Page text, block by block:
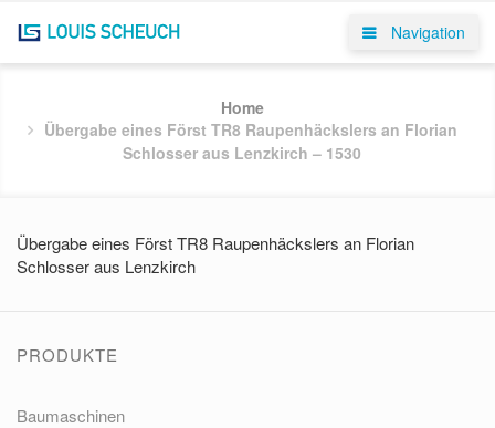
Navigation
Home
Übergabe eines Först TR8 Raupenhäckslers an Florian
Schlosser aus Lenzkirch – 1530
Übergabe eines Först TR8 Raupenhäckslers an Florian
Schlosser aus Lenzkirch
PRODUKTE
Baumaschinen